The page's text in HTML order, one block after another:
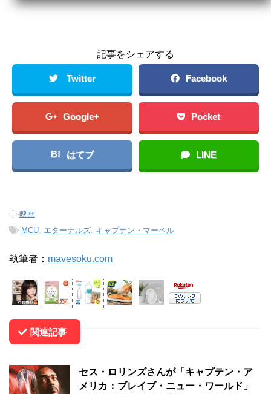
記事をシェアする
Twitter Facebook
Google+ Pocket
B! はてブ LINE
-映画
-MCU エターナルズ キャプテン・マーベル
執筆者： mavesoku.com
関連記事
セス・ロリンズさんが「キャプテン・ア
メリカ：ブレイブ・ニュー・ワールド」